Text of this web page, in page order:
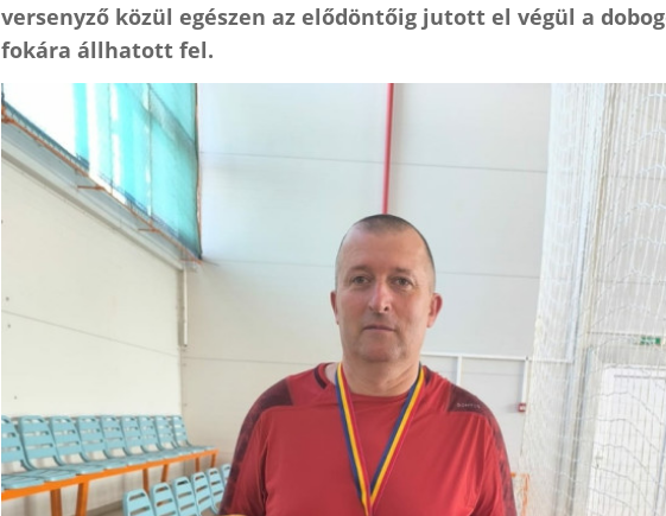
versenyző közül egészen az elődöntőig jutott el végül a
fokára állhatott fel.